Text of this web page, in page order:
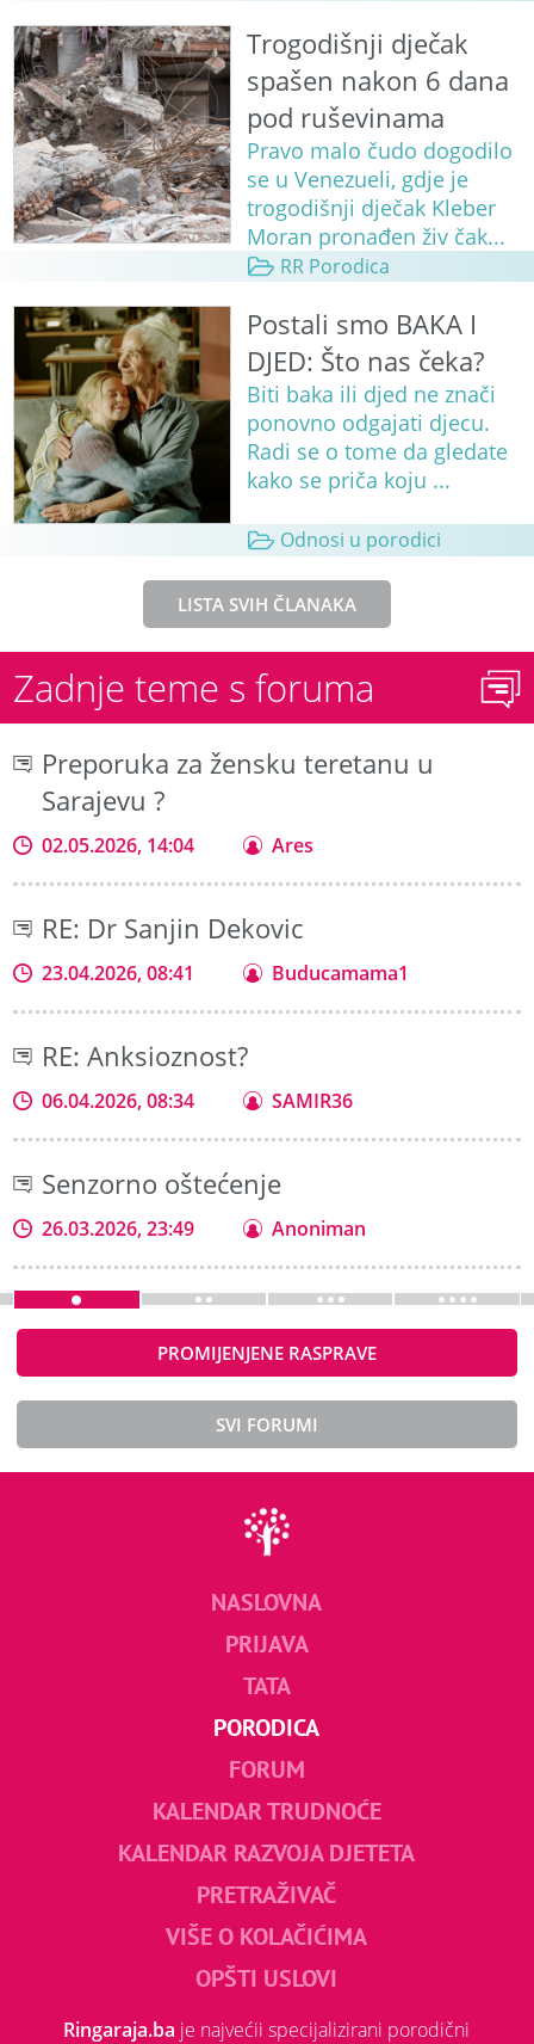
Trogodišnji dječak
spašen nakon 6 dana
pod ruševinama
Pravo malo čudo dogodilo
se u Venezueli, gdje je
trogodišnji dječak Kleber
Moran pronađen živ čak...
RR Porodica
Postali smo BAKA I
DJED: Što nas čeka?
Biti baka ili djed ne znači
ponovno odgajati djecu.
Radi se o tome da gledate
kako se priča koju ...
Odnosi u porodici
LISTA SVIH ČLANAKA
Zadnje teme s foruma
Preporuka za žensku teretanu u
Sarajevu ?
02.05.2026, 14:04 Ares
RE: Dr Sanjin Dekovic
23.04.2026, 08:41 Buducamama1
RE: Anksioznost?
06.04.2026, 08:34 SAMIR36
Senzorno oštećenje
26.03.2026, 23:49 Anoniman
PROMIJENJENE RASPRAVE
SVI FORUMI
NASLOVNA
PRIJAVA
TATA
PORODICA
FORUM
KALENDAR TRUDNOĆE
KALENDAR RAZVOJA DJETETA
PRETRAŽIVAČ
VIŠE O KOLAČIĆIMA
OPŠTI USLOVI
Ringaraja.ba je najvećii specijalizirani porodični